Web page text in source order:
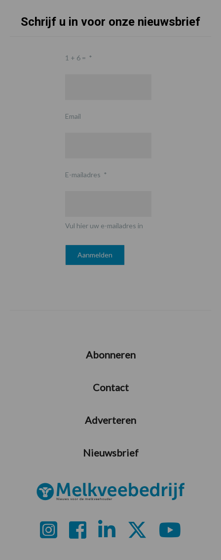
Schrijf u in voor onze nieuwsbrief
1 + 6 = *
Email
E-mailadres *
Vul hier uw e-mailadres in
Abonneren
Contact
Adverteren
Nieuwsbrief